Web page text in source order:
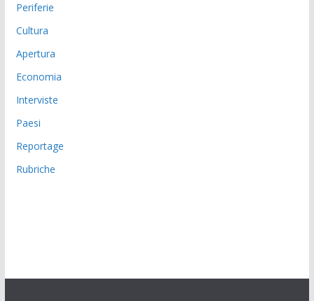
Periferie
Cultura
Apertura
Economia
Interviste
Paesi
Reportage
Rubriche